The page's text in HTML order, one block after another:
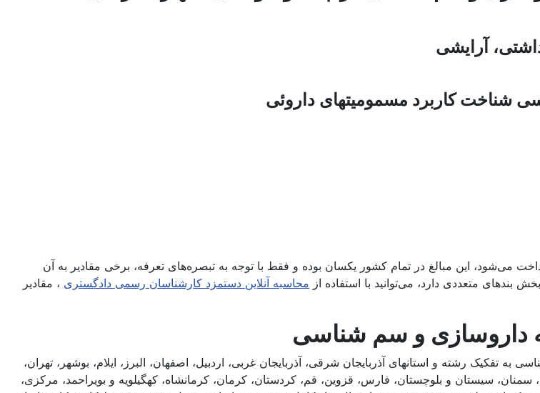
می‌شود، این مبالغ در تمام کشور یکسان بوده و فقط با توجه به تبصره‌های تعرفه، برخی مقادیر به آن
محاسبه آنلاین دستمزد کارشناسان رسمی دادگستری ، مقادیر
داروسازی و سم شناسی
رشته و استانهای آذربایجان شرقی، آذربایجان غربی، اردبیل، اصفهان، البرز، ایلام، بوشهر، تهران،
سیستان و بلوچستان، فارس، قزوین، قم، کردستان، کرمان، کرمانشاه، کهگیلویه و بویراحمد، مرکزی،